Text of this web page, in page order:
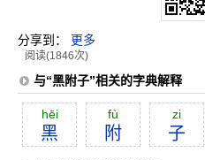
分享到： 更多
阅读(1846次)
与“黑附子”相关的字典解释
hēi
黑
fù
附
zi
子